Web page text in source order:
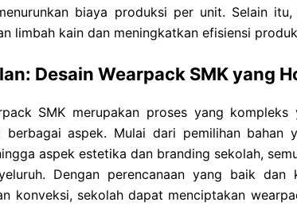
biaya produksi per unit. Selain
limbah kain dan meningkatkan efisiensi
Desain Wearpack SMK yang
SMK merupakan proses yang
berbagai aspek. Mulai dari pemilihan bahan
aspek estetika dan branding sekolah,
Dengan perencanaan yang baik
konveksi, sekolah dapat menciptakan